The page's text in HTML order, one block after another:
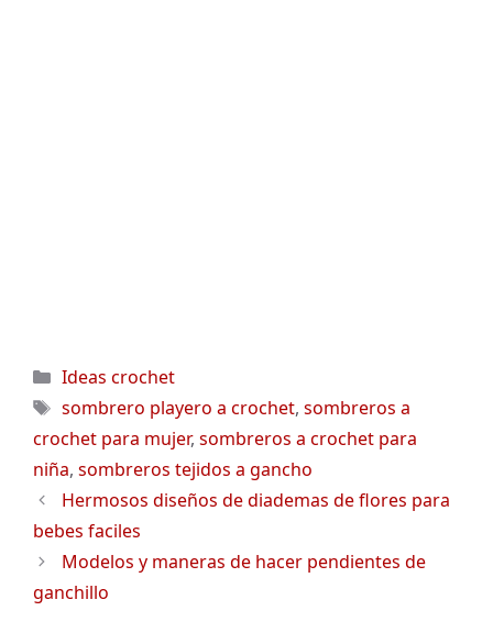
Categorías
Ideas crochet
Etiquetas
sombrero playero a crochet, sombreros a
crochet para mujer, sombreros a crochet para
niña, sombreros tejidos a gancho
Hermosos diseños de diademas de flores para
bebes faciles
Modelos y maneras de hacer pendientes de
ganchillo